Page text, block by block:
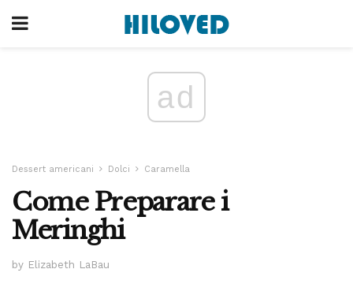
ad
Dessert americani Dolci Caramella
Come Preparare i
Meringhi
by Elizabeth LaBau